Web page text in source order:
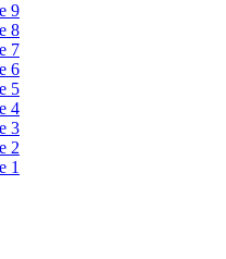
9
8
7
6
5
4
3
2
1